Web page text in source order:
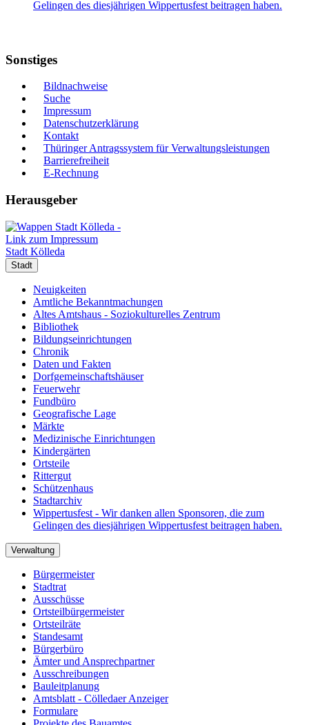
Gelingen des diesjährigen Wippertusfest beitragen haben.
Sonstiges
Bildnachweise
Suche
Impressum
Datenschutzerklärung
Kontakt
Thüringer Antragssystem für Verwaltungsleistungen
Barrierefreiheit
E-Rechnung
Herausgeber
Stadt Kölleda
Stadt
Neuigkeiten
Amtliche Bekanntmachungen
Altes Amtshaus - Soziokulturelles Zentrum
Bibliothek
Bildungseinrichtungen
Chronik
Daten und Fakten
Dorfgemeinschaftshäuser
Feuerwehr
Fundbüro
Geografische Lage
Märkte
Medizinische Einrichtungen
Kindergärten
Ortsteile
Rittergut
Schützenhaus
Stadtarchiv
Wippertusfest - Wir danken allen Sponsoren, die zum
Gelingen des diesjährigen Wippertusfest beitragen haben.
Verwaltung
Bürgermeister
Stadtrat
Ausschüsse
Ortsteilbürgermeister
Ortsteilräte
Standesamt
Bürgerbüro
Ämter und Ansprechpartner
Ausschreibungen
Bauleitplanung
Amtsblatt - Cölledaer Anzeiger
Formulare